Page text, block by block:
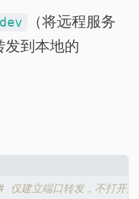
（将远程服务
发到本地的
仅建立端口转发，不打开